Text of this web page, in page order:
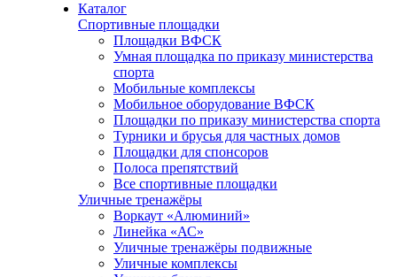
Каталог
Спортивные площадки
Площадки ВФСК
Умная площадка по приказу министерства
спорта
Мобильные комплексы
Мобильное оборудование ВФСК
Площадки по приказу министерства спорта
Турники и брусья для частных домов
Площадки для спонсоров
Полоса препятствий
Все спортивные площадки
Уличные тренажёры
Воркаут «Алюминий»
Линейка «АС»
Уличные тренажёры подвижные
Уличные комплексы